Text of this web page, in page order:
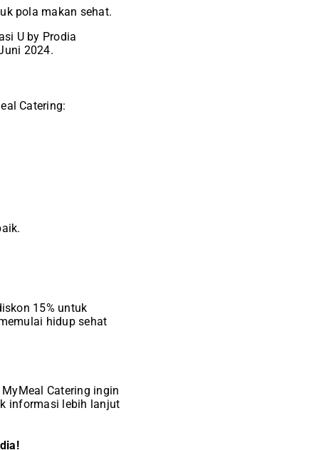
pola makan sehat.
U by Prodia
2024.
Catering:
15% untuk
hidup sehat
Catering ingin
informasi lebih lanjut